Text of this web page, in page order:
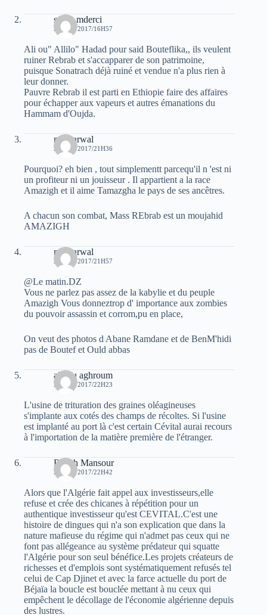
samir mderci
23 MAI 2017/16H57
Ali ou" Allilo" Hadad pour said Bouteflika,, ils veulent
ruiner Rebrab et s'accapparer de son patrimoine,
puisque Sonatrach déjà ruiné et vendue n'a plus rien à
leur donner.
Pauvre Rebrab il est parti en Ethiopie faire des affaires
pour échapper aux vapeurs et autres émanations du
Hammam d'Oujda.
moh arwal
23 MAI 2017/21H36
Pourquoi? eh bien , tout simplementt parcequ'il n 'est ni
un profiteur ni un jouisseur . Il appartient a la race
Amazigh et il aime Tamazgha le pays de ses ancêtres.
A chacun son combat, Mass REbrab est un moujahid
AMAZIGH
moh arwal
23 MAI 2017/21H57
@Le matin.DZ
Vous ne parlez pas assez de la kabylie et du peuple
Amazigh Vous donneztrop d' importance aux zombies
du pouvoir assassin et corrom,pu en place,
On veut des photos d Abane Ramdane et de BenM'hidi
pas de Boutef et Ould abbas
allilou aghroum
23 MAI 2017/22H23
L'usine de trituration des graines oléagineuses
s'implante aux cotés des champs de récoltes. Si l'usine
est implanté au port là c'est certain Cévital aurai recours
à l'importation de la matière première de l'étranger.
Rabah Mansour
23 MAI 2017/22H42
Alors que l'Algérie fait appel aux investisseurs,elle
refuse et crée des chicanes à répétition pour un
authentique investisseur qu'est CEVITAL.C'est une
histoire de dingues qui n'a son explication que dans la
nature mafieuse du régime qui n'admet pas ceux qui ne
font pas allégeance au système prédateur qui squatte
l'Algérie pour son seul bénéfice.Les projets créateurs de
richesses et d'emplois sont systématiquement refusés tel
celui de Cap Djinet et avec la farce actuelle du port de
Béjaïa la boucle est bouclée mettant à nu ceux qui
empêchent le décollage de l'économie algérienne depuis
des lustres.